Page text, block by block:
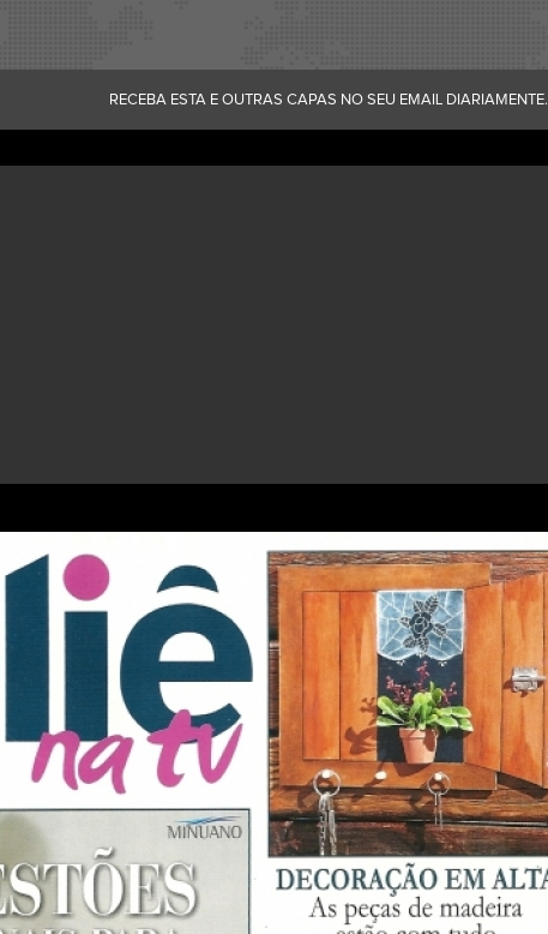
RECEBA ESTA E OUTRAS CAPAS NO SEU EMAIL DIARIAMENTE.